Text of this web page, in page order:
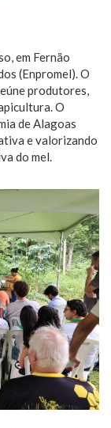
em Fernão
(Enpromel). O
produtores,
O
de Alagoas
e valorizando
do mel.